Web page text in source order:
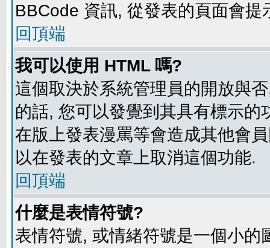
BBCode 資訊, 從發表的頁面會提
回頂端
我可以使用 HTML 嗎?
這個取決於系統管理員的開放與
的話, 您可以發覺到其具有標示
在版上發表漫罵等會造成其他會
以在發表的文章上取消這個功能.
回頂端
什麼是表情符號?
表情符號, 或情緒符號是一個小